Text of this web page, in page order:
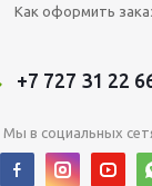
Как оформить
+7 727 31 22
Мы в социальных